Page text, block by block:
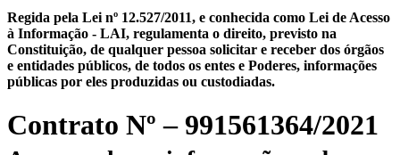
Regida pela Lei nº 12.527/2011, e conhecida como Lei de Acesso
à Informação - LAI, regulamenta o direito, previsto na
Constituição, de qualquer pessoa solicitar e receber dos órgãos
e entidades públicos, de todos os entes e Poderes, informações
públicas por eles produzidas ou custodiadas.
Contrato Nº – 991561364/2021